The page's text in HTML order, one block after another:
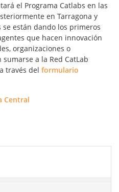
el Programa Catlabs en las
en Tarragona y
se están dando los primeros
que hacen innovación
organizaciones o
a la Red CatLab
través del formulario
Central